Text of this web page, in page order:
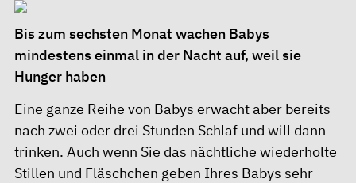
Bis zum sechsten Monat wachen Babys
mindestens einmal in der Nacht auf, weil sie
Hunger haben
Eine ganze Reihe von Babys erwacht aber bereits
nach zwei oder drei Stunden Schlaf und will dann
trinken. Auch wenn Sie das nächtliche wiederholte
Stillen und Fläschchen geben Ihres Babys sehr